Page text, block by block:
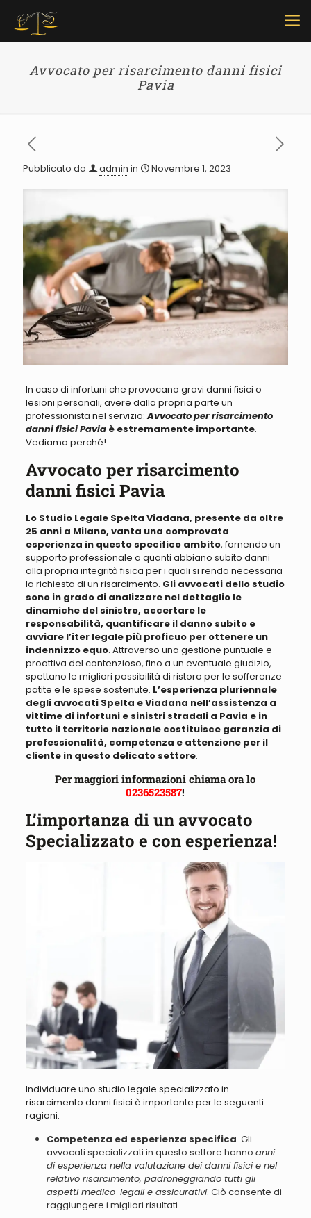
Avvocato per risarcimento danni fisici
Pavia
Pubblicato da admin in Novembre 1, 2023
In caso di infortuni che provocano gravi danni fisici o
lesioni personali, avere dalla propria parte un
professionista nel servizio:Avvocato per risarcimento
danni fisici Pavia è estremamente importante.
Vediamo perché!
Avvocato per risarcimento
danni fisici Pavia
Lo Studio Legale Spelta Viadana, presente da oltre
25 anni a Milano, vanta una comprovata
esperienza in questo specifico ambito, fornendo un
supporto professionale a quanti abbiano subito danni
alla propria integrità fisica per i quali si renda necessaria
la richiesta di un risarcimento. Gli avvocati dello studio
sono in grado di analizzare nel dettaglio le
dinamiche del sinistro, accertare le
responsabilità, quantificare il danno subito e
avviare l’iter legale più proficuo per ottenere un
indennizzo equo. Attraverso una gestione puntuale e
proattiva del contenzioso, fino a un eventuale giudizio,
spettano le migliori possibilità di ristoro per le sofferenze
patite e le spese sostenute. L’esperienza pluriennale
degli avvocati Spelta e Viadana nell’assistenza a
vittime di infortuni e sinistri stradali a Pavia e in
tutto il territorio nazionale costituisce garanzia di
professionalità, competenza e attenzione per il
cliente in questo delicato settore.
Per maggiori informazioni chiama ora lo
0236523587!
L’importanza di un avvocato
Specializzato e con esperienza!
Individuare uno studio legale specializzato in
risarcimento danni fisici è importante per le seguenti
ragioni:
Competenza ed esperienza specifica. Gli
avvocati specializzati in questo settore hanno anni
di esperienza nella valutazione dei danni fisici e nel
relativo risarcimento, padroneggiando tutti gli
aspetti medico-legali e assicurativi. Ciò consente di
raggiungere i migliori risultati.